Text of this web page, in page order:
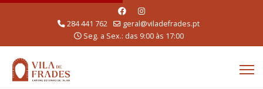
284 441 762
geral@viladefrades.pt
Seg. a Sex.: das 9:00 às 17:00